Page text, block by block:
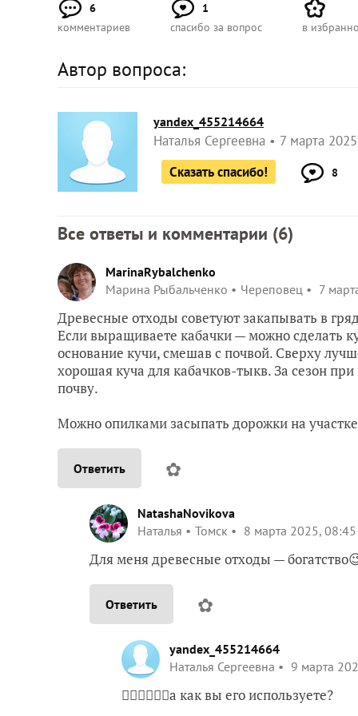
6
комментариев
1
спасибо за вопрос
в
Автор вопроса:
yandex_455214664
Наталья Сергеевна
7 марта
Сказать спасибо!
8
Все ответы и комментарии (6)
MarinaRybalchenko
Марина Рыбальченко
Череповец 7
Древесные отходы советуют закапывать в
Если выращиваете кабачки — можно сделать
основание кучи, смешав с почвой. Сверху
хорошая куча для кабачков-тыкв. За сезон
почву.
Можно опилками засыпать дорожки на
Ответить ✿
NatashaNovikova
Наталья
Томск 8 марта 2025, 08:45
Для меня древесные отходы —
Ответить ✿
yandex_455214664
Наталья Сергеевна
9 марта
👍🏻👍🏻👍🏻а как вы его используете?